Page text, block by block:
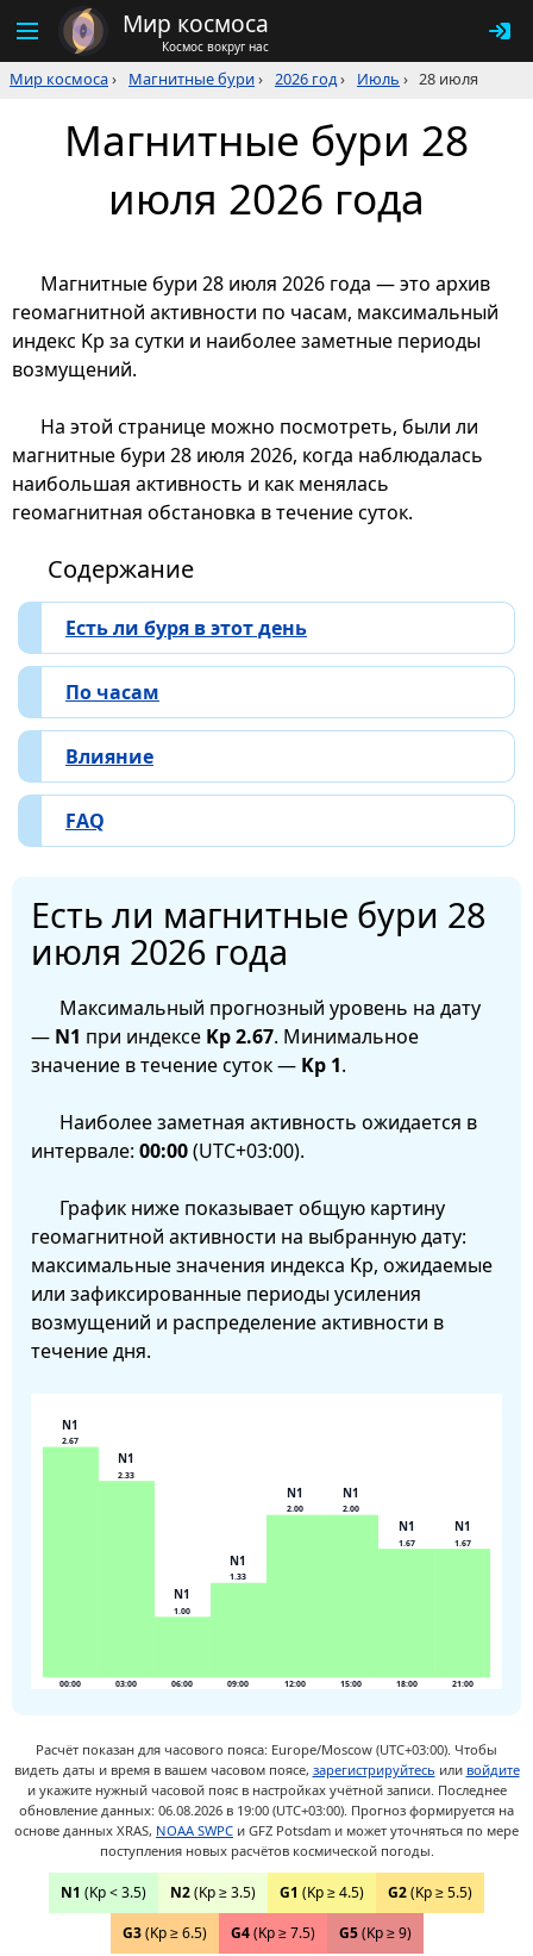
Мир космоса
Космос вокруг нас
Мир космоса› Магнитные бури› 2026 год› Июль › 28 июля
Магнитные бури 28
июля 2026 года
Магнитные бури 28 июля 2026 года — это архив
геомагнитной активности по часам, максимальный
индекс Kp за сутки и наиболее заметные периоды
возмущений.
На этой странице можно посмотреть, были ли
магнитные бури 28 июля 2026, когда наблюдалась
наибольшая активность и как менялась
геомагнитная обстановка в течение суток.
Содержание
Есть ли буря в этот день
По часам
Влияние
FAQ
Есть ли магнитные бури 28
июля 2026 года
Максимальный прогнозный уровень на дату
— N1 при индексе Kp 2.67. Минимальное
значение в течение суток — Kp 1.
Наиболее заметная активность ожидается в
интервале: 00:00(UTC+03:00).
График ниже показывает общую картину
геомагнитной активности на выбранную дату:
максимальные значения индекса Kp, ожидаемые
или зафиксированные периоды усиления
возмущений и распределение активности в
течение дня.
00:00
2.67
N1
03:00
2.33
N1
06:00
1.00
N1
09:00
1.33
N1
12:00
2.00
N1
15:00
2.00
N1
18:00
1.67
N1
21:00
1.67
N1
Расчёт показан для часового пояса: Europe/Moscow (UTC+03:00). Чтобы
видеть даты и время в вашем часовом поясе, зарегистрируйтесь или войдите
и укажите нужный часовой пояс в настройках учётной записи. Последнее
обновление данных: 06.08.2026 в 19:00 (UTC+03:00). Прогноз формируется на
основе данных XRAS, NOAA SWPC и GFZ Potsdam и может уточняться по мере
поступления новых расчётов космической погоды.
N1 (Kp < 3.5) N2(Kp ≥ 3.5) G1 (Kp ≥ 4.5) G2(Kp ≥ 5.5)
G3 (Kp ≥ 6.5) G4 (Kp ≥ 7.5) G5 (Kp ≥ 9)